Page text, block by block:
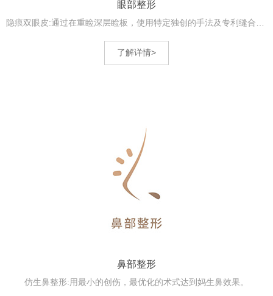
眼部整形
了解详情>
鼻部整形
仿生鼻整形:用最小的创伤，最优化的术式达到妈生鼻效果。